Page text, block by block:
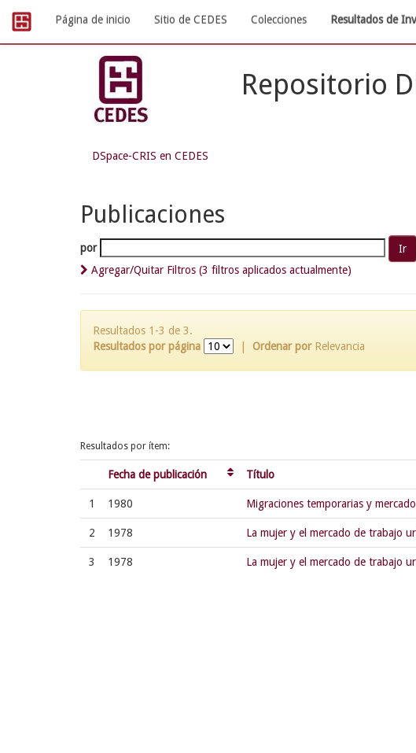
navigation
Página de inicio Sitio de CEDES Colecciones Resultados de
Repositorio
DSpace-CRIS en CEDES
Publicaciones
por
Agregar/Quitar Filtros (3 filtros aplicados actualmente)
Resultados 1-3 de 3.
Resultados por página
Ordenar por Relevancia
Resultados por ítem:
Fecha de publicación Título
1 1980 Migraciones temporarias y
2 1978 La mujer y el mercado de trabajo
3 1978 La mujer y el mercado de trabajo